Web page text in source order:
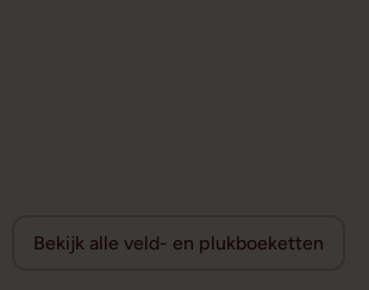
Bekijk alle veld- en plukboeketten